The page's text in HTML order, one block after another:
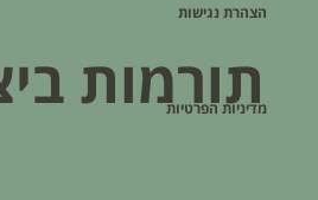
הצהרת נגישות
מדיניות הפרטיות
תורמות